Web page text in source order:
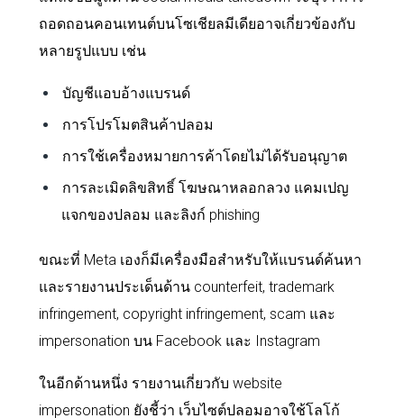
ถอดถอนคอนเทนต์บนโซเชียลมีเดียอาจเกี่ยวข้องกับ
หลายรูปแบบ เช่น
บัญชีแอบอ้างแบรนด์
การโปรโมตสินค้าปลอม
การใช้เครื่องหมายการค้าโดยไม่ได้รับอนุญาต
การละเมิดลิขสิทธิ์ โฆษณาหลอกลวง แคมเปญ
แจกของปลอม และลิงก์ phishing
ขณะที่ Meta เองก็มีเครื่องมือสำหรับให้แบรนด์ค้นหา
และรายงานประเด็นด้าน counterfeit, trademark
infringement, copyright infringement, scam และ
impersonation บน Facebook และ Instagram
ในอีกด้านหนึ่ง รายงานเกี่ยวกับ website
impersonation ยังชี้ว่า เว็บไซต์ปลอมอาจใช้โลโก้